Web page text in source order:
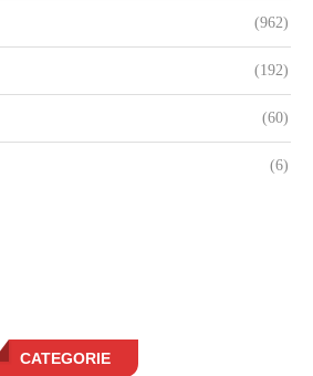
(962)
(192)
(60)
(6)
CATEGORIE